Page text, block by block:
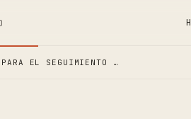
EL SEGUIMIENTO …